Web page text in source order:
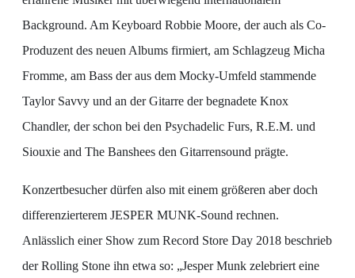
Background. Am Keyboard Robbie Moore, der auch als Co-
Produzent des neuen Albums firmiert, am Schlagzeug Micha
Fromme, am Bass der aus dem Mocky-Umfeld stammende
Taylor Savvy und an der Gitarre der begnadete Knox
Chandler, der schon bei den Psychadelic Furs, R.E.M. und
Siouxie and The Banshees den Gitarrensound prägte.
Konzertbesucher dürfen also mit einem größeren aber doch
differenzierterem JESPER MUNK-Sound rechnen.
Anlässlich einer Show zum Record Store Day 2018 beschrieb
der Rolling Stone ihn etwa so: „Jesper Munk zelebriert eine